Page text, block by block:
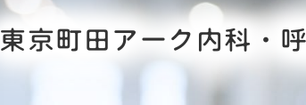
東京町田アーク内科・